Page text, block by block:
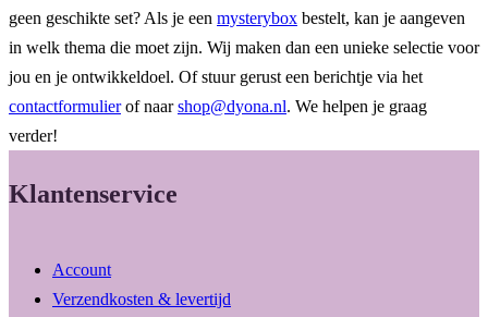
geen geschikte set? Als je een mysterybox bestelt, kan je aangeven
in welk thema die moet zijn. Wij maken dan een unieke selectie voor
jou en je ontwikkeldoel. Of stuur gerust een berichtje via het
contactformulierof naarshop@dyona.nl. We helpen je graag
verder!
Klantenservice
Account
Verzendkosten & levertijd